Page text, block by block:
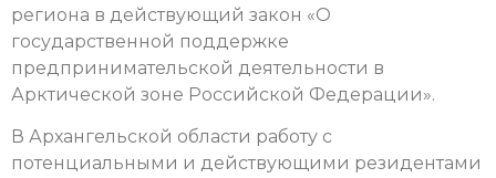
региона в действующий закон «О
государственной поддержке
предпринимательской деятельности в
Арктической зоне Российской Федерации».
В Архангельской области работу с
потенциальными и действующими резидентами